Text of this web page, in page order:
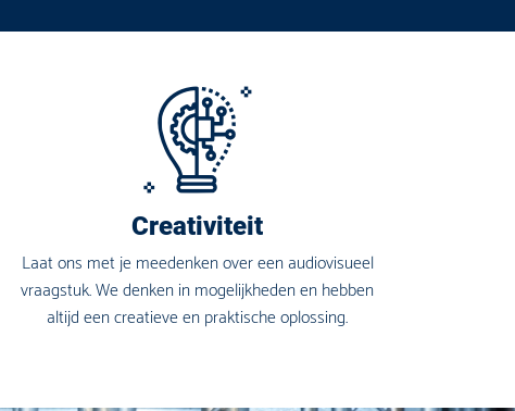
Creativiteit
Laat ons met je meedenken over een audiovisueel
vraagstuk. We denken in mogelijkheden en hebben
altijd een creatieve en praktische oplossing.